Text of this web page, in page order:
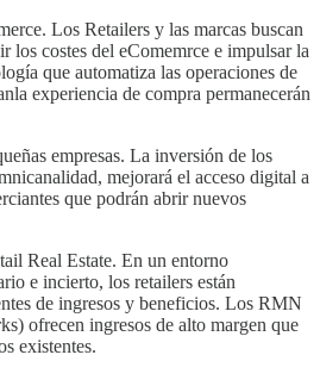
Los Retailers y las marcas buscan
los costes del eComemrce e impulsar la
que automatiza las operaciones de
experiencia de compra permanecerán
empresas. La inversión de los
mejorará el acceso digital a
que podrán abrir nuevos
Real Estate. En un entorno
e incierto, los retailers están
de ingresos y beneficios. Los RMN
ofrecen ingresos de alto margen que
existentes.